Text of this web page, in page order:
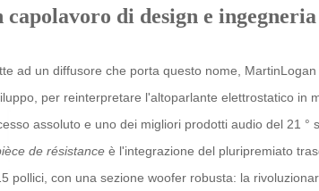
capolavoro di design e ingegneria
ad un diffusore che porta questo nome,
per reinterpretare l'altoparlante elettrostatico in
assoluto e uno dei migliori prodotti audio del 21 °
de résistance è l'integrazione del pluripremiato
pollici, con una sezione woofer robusta: la